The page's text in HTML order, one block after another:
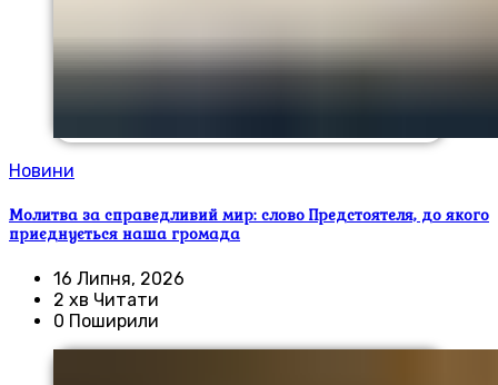
Новини
Молитва за справедливий мир: слово Предстоятеля, до якого
приєднується наша громада
16 Липня, 2026
2 хв Читати
0 Поширили